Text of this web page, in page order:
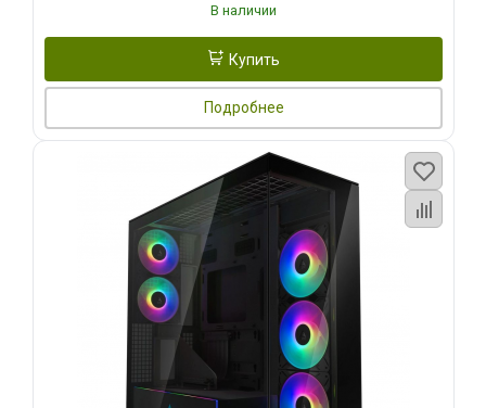
В наличии
Купить
Подробнее